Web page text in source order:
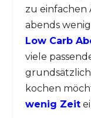
zu einfachen
abends
Low Carb
viele
kochen
wenig Zeit